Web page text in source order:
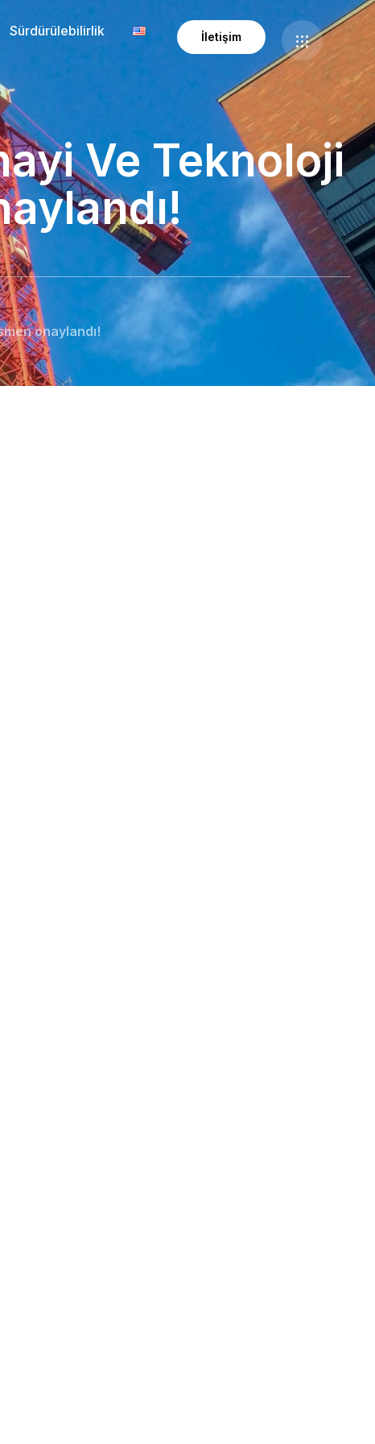
Sürdürülebilirlik İletişim
Ve Teknoloji
onaylandı!